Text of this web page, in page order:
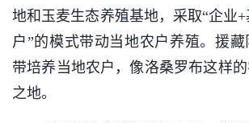
地和玉麦生态养殖基地，采取“企业
户”的模式带动当地农户养殖。援
带培养当地农户，像洛桑罗布这样
之地。